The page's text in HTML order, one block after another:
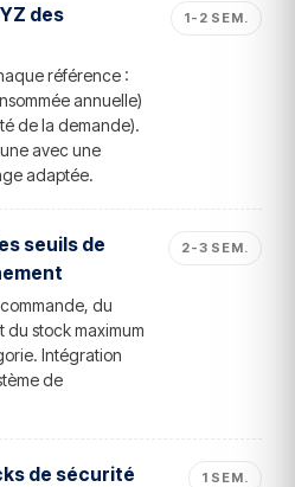
des
référence :
annuelle)
de la demande).
avec une
adaptée.
1-2 SEM.
seuils de
du
du stock maximum
Intégration
de
2-3 SEM.
de sécurité
1 SEM.